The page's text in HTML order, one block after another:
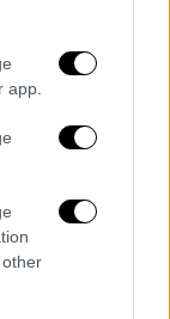
app.
08/2026
στο Α΄